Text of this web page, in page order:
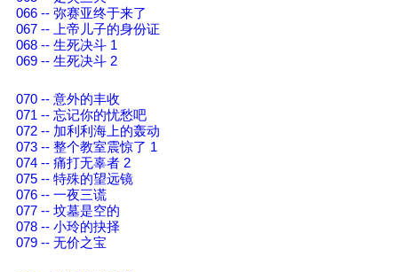
066 -- 弥赛亚终于来了
067 -- 上帝儿子的身份证
068 -- 生死决斗 1
069 -- 生死决斗 2
070 -- 意外的丰收
071 -- 忘记你的忧愁吧
072 -- 加利利海上的轰动
073 -- 整个教室震惊了 1
074 -- 痛打无辜者 2
075 -- 特殊的望远镜
076 -- 一夜三谎
077 -- 坟墓是空的
078 -- 小玲的抉择
079 -- 无价之宝